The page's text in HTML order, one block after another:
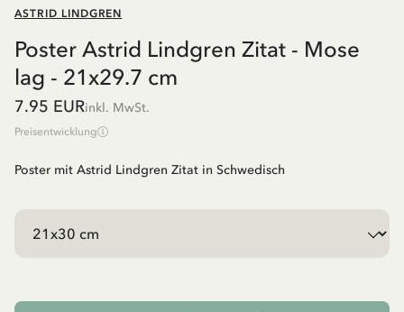
ASTRID LINDGREN
Poster Astrid Lindgren Zitat - Mose
lag - 21x29.7 cm
7.95 EURinkl. MwSt.
Preisentwicklung
Poster mit Astrid Lindgren Zitat in Schwedisch